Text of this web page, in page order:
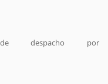
despacho por